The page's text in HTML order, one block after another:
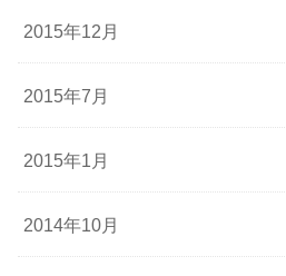
2015年12月
2015年7月
2015年1月
2014年10月